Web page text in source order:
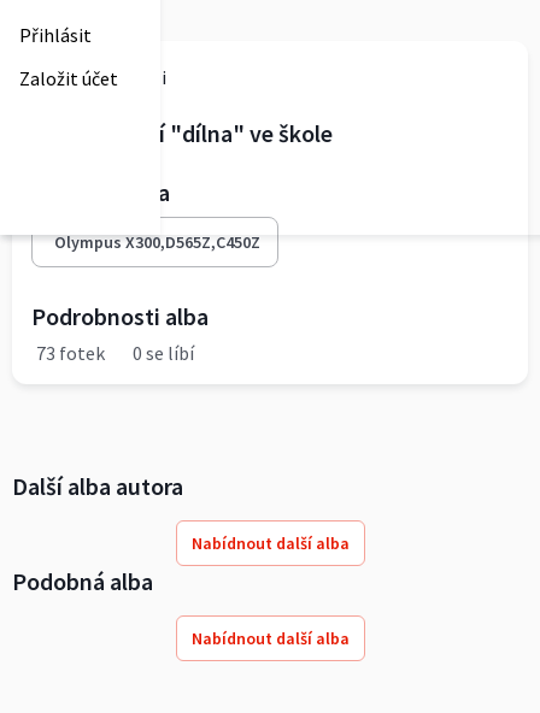
Přihlásit
Založit účet
obecpodbrezi
2006 Vánoční "dílna" ve škole
Fototechnika
Olympus X300,D565Z,C450Z
Podrobnosti alba
73 fotek 0 se líbí
Další alba autora
Nabídnout další alba
Podobná alba
Nabídnout další alba